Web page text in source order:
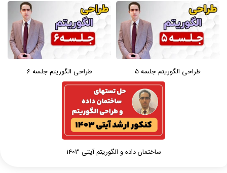
طراحی الگوریتم جلسه 5 طراحی الگوریتم جلسه 6
ساختمان داده و الگوریتم آیتی 1403